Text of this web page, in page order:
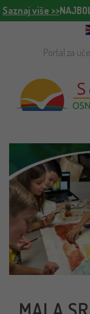
Saznaj više >>
Portal za